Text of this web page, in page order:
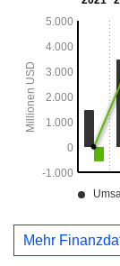
Patienten
bietet das
Advantage
(Preferred
Maintenance
Mehr